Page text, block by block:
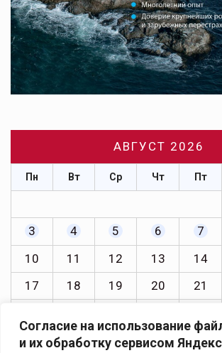
Согласие на использование
и их обработку сервисом
АВГУСТ 2026
Пн Вт Ср Чт Пт
3
4 5 6 7
10
11 12 13 14
17
18 19 20 21
31